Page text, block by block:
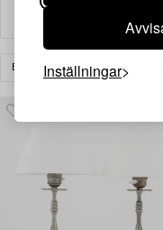
Inställningar
BELYSNING